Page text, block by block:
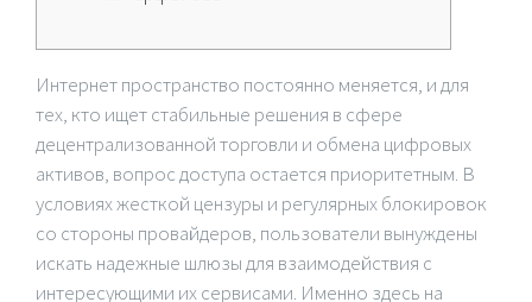
Интернет пространство постоянно меняется, и для
тех, кто ищет стабильные решения в сфере
децентрализованной торговли и обмена цифровых
активов, вопрос доступа остается приоритетным. В
условиях жесткой цензуры и регулярных блокировок
со стороны провайдеров, пользователи вынуждены
искать надежные шлюзы для взаимодействия с
интересующими их сервисами. Именно здесь на